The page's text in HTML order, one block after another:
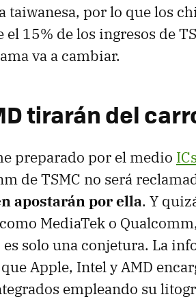
taiwanesa, por lo que los
15% de los ingresos de
va a cambiar.
tirarán del
preparado por el medio
de TSMC no será
apostarán por ella. Y
MediaTek o
solo una conjetura. La
Apple, Intel y AMD
empleando su